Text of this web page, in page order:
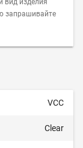
вид изделия
запрашивайте
VCC
Clear